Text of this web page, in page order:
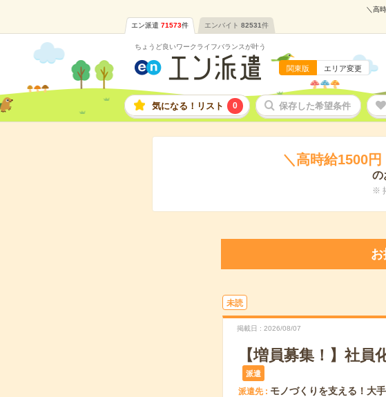
＼高
エン派遣 71573件 エンバイト 82531件
ちょうど良いワークライフバランスが叶う
関東版 エリア変更
気になる！リスト 0 保存した希望条件
＼高時給1500
の
※
未読
掲載日 2026/08/07
【増員募集！】社
派遣
派遣先 モノづくりを支える！大